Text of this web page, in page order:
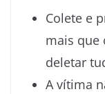
Colete e
mais que
deletar
A vítima